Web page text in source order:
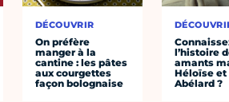
DÉCOUVRIR
On préfère
manger à la
cantine : les pâtes
aux courgettes
façon bolognaise
l’histoire
amants
Héloïse et
Abélard ?